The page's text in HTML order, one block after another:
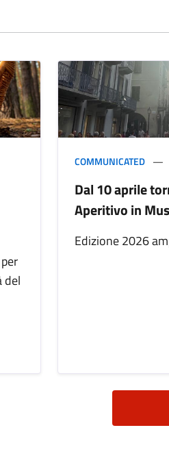
del
COMMUNICATED
Dal 10 aprile
Aperitivo in
Edizione 2026